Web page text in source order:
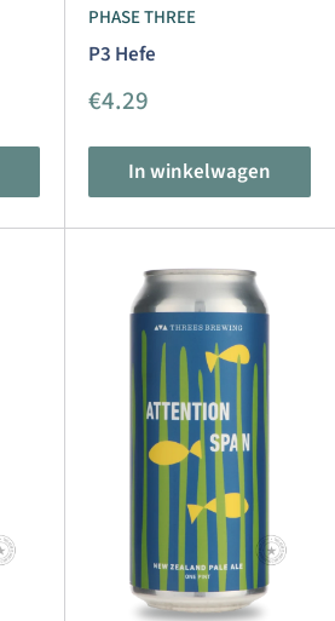
PHASE THREE
P3 Hefe
Aanbiedingsprijs
€4.29
In winkelwagen